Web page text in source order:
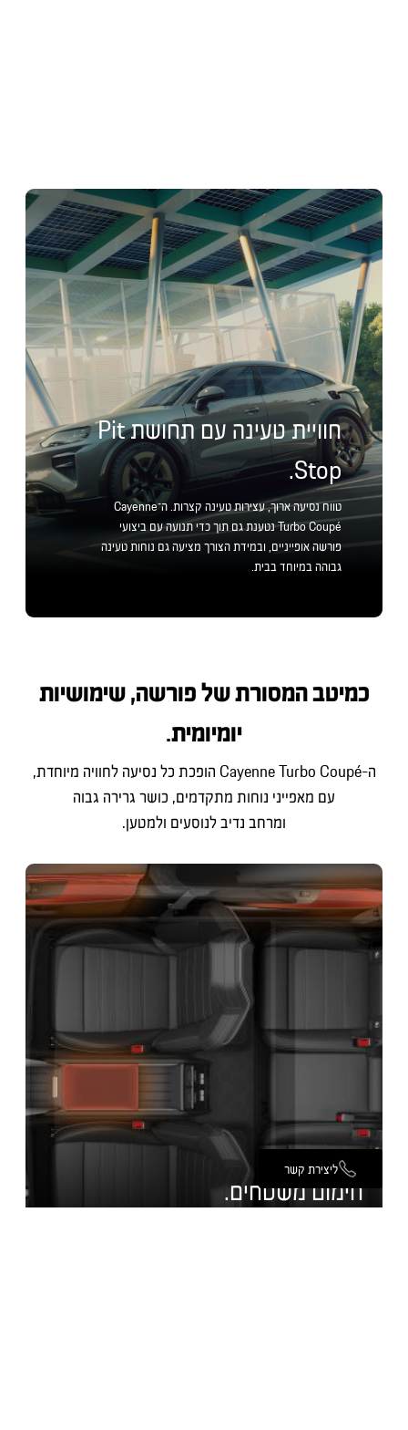
ליצירת קשר
חוויית טעינה עם תחושת Pit
Stop.
טווח נסיעה ארוך, עצירות טעינה קצרות. ה־Cayenne
Turbo Coupé נטענת גם תוך כדי תנועה עם ביצועי
פורשה אופייניים, ובמידת הצורך מציעה גם נוחות טעינה
גבוהה במיוחד בבית.
כמיטב המסורת של פורשה, שימושיות
יומיומית.
ה-Cayenne Turbo Coupé הופכת כל נסיעה לחוויה מיוחדת,
עם מאפייני נוחות מתקדמים, כושר גרירה גבוה
ומרחב נדיב לנוסעים ולמטען.
חימום משטחים.